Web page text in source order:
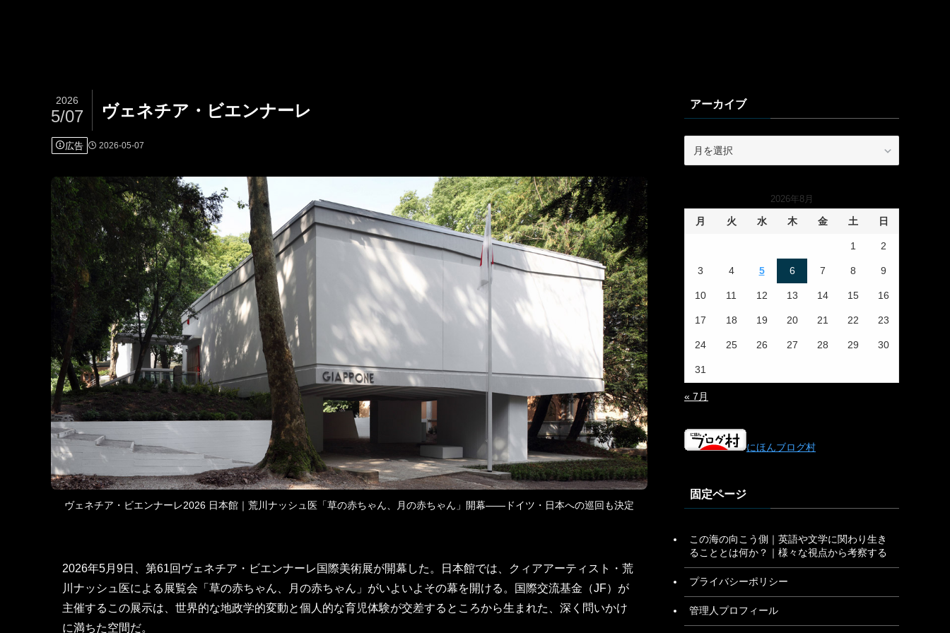
ヴェネチア・ビエンナーレ
2026
5/07
広告 2026-05-07
ヴェネチア・ビエンナーレ2026 日本館｜荒川ナッシュ医「草の赤ちゃん、月の赤ちゃん」開幕——ドイツ・日本への巡回も決定
2026年5月9日、第61回ヴェネチア・ビエンナーレ国際美術展が開幕した。日本館では、クィアアーティスト・荒
川ナッシュ医による展覧会「草の赤ちゃん、月の赤ちゃん」がいよいよその幕を開ける。国際交流基金（JF）が
主催するこの展示は、世界的な地政学的変動と個人的な育児体験が交差するところから生まれた、深く問いかけ
に満ちた空間だ。
アーカイブ
2026年8月
月 火 水 木 金 土 日
1 2
3 4 5 6 7 8 9
10 11 12 13 14 15 16
17 18 19 20 21 22 23
24 25 26 27 28 29 30
31
« 7月
にほんブログ村
固定ページ
この海の向こう側｜英語や文学に関わり生き
ることとは何か？｜様々な視点から考察する
プライバシーポリシー
管理人プロフィール